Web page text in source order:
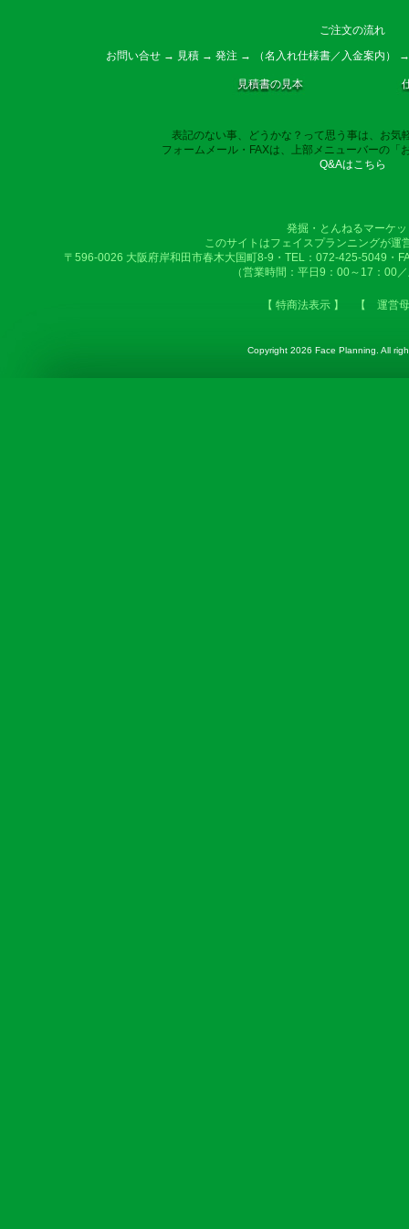
ご注文の流れ
お問い合せ → 見積 → 発注 → （名入れ仕様書／入金案内）
見積書の見本
表記のない事、どうかな？って思う事は、お気
フォームメール・FAXは、上部メニューバーの「
Q&Aはこちら
発掘・とんねるマーケ
このサイトはフェイスプランニングが運
〒596-0026 大阪府岸和田市春木大国町8-9・TEL：072-425-5049・
（営業時間：平日9：00～17：00
【 特商法表示 】 【 運営
Copyright 2026 Face Planning. All